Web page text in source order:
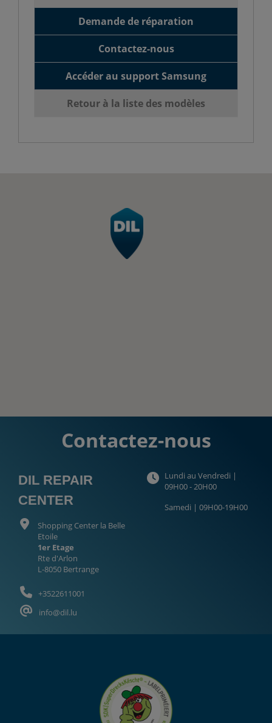
Demande de réparation
Contactez-nous
Accéder au support Samsung
Retour à la liste des modèles
Contactez-nous
DIL REPAIR
CENTER
Shopping Center la Belle
Etoile
1er Etage
Rte d'Arlon
L-8050 Bertrange
+3522611001
info@dil.lu
Lundi au Vendredi |
09H00 - 20H00
Samedi | 09H00-19H00